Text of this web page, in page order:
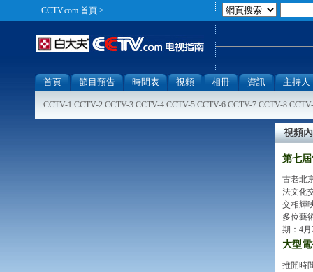
CCTV.com 首頁 >
首頁 節目預告 時間表 視頻 相冊 資訊 主持人
CCTV-1 CCTV-2 CCTV-3 CCTV-4 CCTV-5 CCTV-6 CCTV-7 CCTV-8
視頻
第七
古老北
法文化
交相輝
多位藝
期：4
大型
推開時